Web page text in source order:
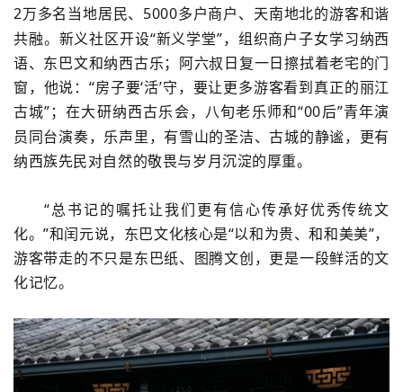
2万多名当地居民、 5000多户商户、天南地北的游客和谐
共融。新义社区开设“新义学堂”，组织商户子女学习纳西
语、东巴文和纳西古乐；阿六叔日复一日擦拭着老宅的门
窗，他说：“房子要‘活’守，要让更多游客看到真正的丽江
古城”；在大研纳西古乐会，八旬老乐师和“00后”青年演
员同台演奏，乐声里，有雪山的圣洁、古城的静谧，更有
纳西族先民对自然的敬畏与岁月沉淀的厚重。
“总书记的嘱托让我们更有信心传承好优秀传统文
化。”和闰元说，东巴文化核心是“以和为贵、和和美美”，
游客带走的不只是东巴纸、图腾文创，更是一段鲜活的文
化记忆。